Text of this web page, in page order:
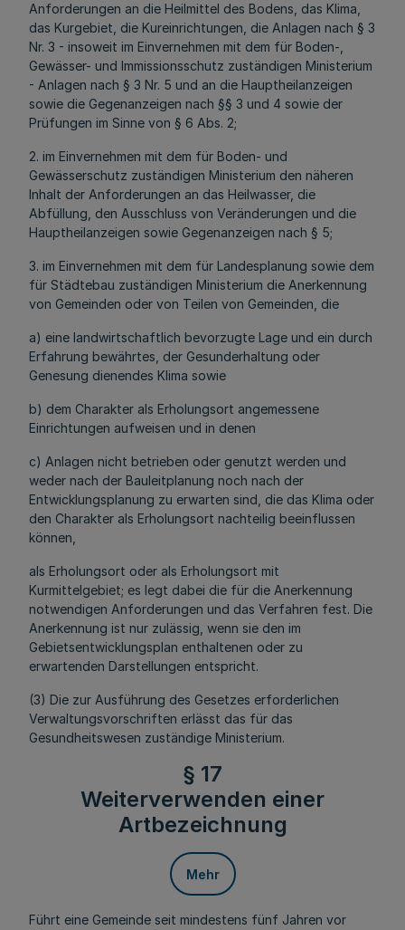
Anforderungen an die Heilmittel des Bodens, das Klima,
das Kurgebiet, die Kureinrichtungen, die Anlagen nach § 3
Nr. 3 - insoweit im Einvernehmen mit dem für Boden-,
Gewässer- und Immissionsschutz zuständigen Ministerium
- Anlagen nach § 3 Nr. 5 und an die Hauptheilanzeigen
sowie die Gegenanzeigen nach §§ 3 und 4 sowie der
Prüfungen im Sinne von § 6 Abs. 2;
2. im Einvernehmen mit dem für Boden- und
Gewässerschutz zuständigen Ministerium den näheren
Inhalt der Anforderungen an das Heilwasser, die
Abfüllung, den Ausschluss von Veränderungen und die
Hauptheilanzeigen sowie Gegenanzeigen nach § 5;
3. im Einvernehmen mit dem für Landesplanung sowie dem
für Städtebau zuständigen Ministerium die Anerkennung
von Gemeinden oder von Teilen von Gemeinden, die
a) eine landwirtschaftlich bevorzugte Lage und ein durch
Erfahrung bewährtes, der Gesunderhaltung oder
Genesung dienendes Klima sowie
b) dem Charakter als Erholungsort angemessene
Einrichtungen aufweisen und in denen
c) Anlagen nicht betrieben oder genutzt werden und
weder nach der Bauleitplanung noch nach der
Entwicklungsplanung zu erwarten sind, die das Klima oder
den Charakter als Erholungsort nachteilig beeinflussen
können,
als Erholungsort oder als Erholungsort mit
Kurmittelgebiet; es legt dabei die für die Anerkennung
notwendigen Anforderungen und das Verfahren fest. Die
Anerkennung ist nur zulässig, wenn sie den im
Gebietsentwicklungsplan enthaltenen oder zu
erwartenden Darstellungen entspricht.
(3) Die zur Ausführung des Gesetzes erforderlichen
Verwaltungsvorschriften erlässt das für das
Gesundheitswesen zuständige Ministerium.
§ 17
Weiterverwenden einer
Artbezeichnung
Mehr
Führt eine Gemeinde seit mindestens fünf Jahren vor